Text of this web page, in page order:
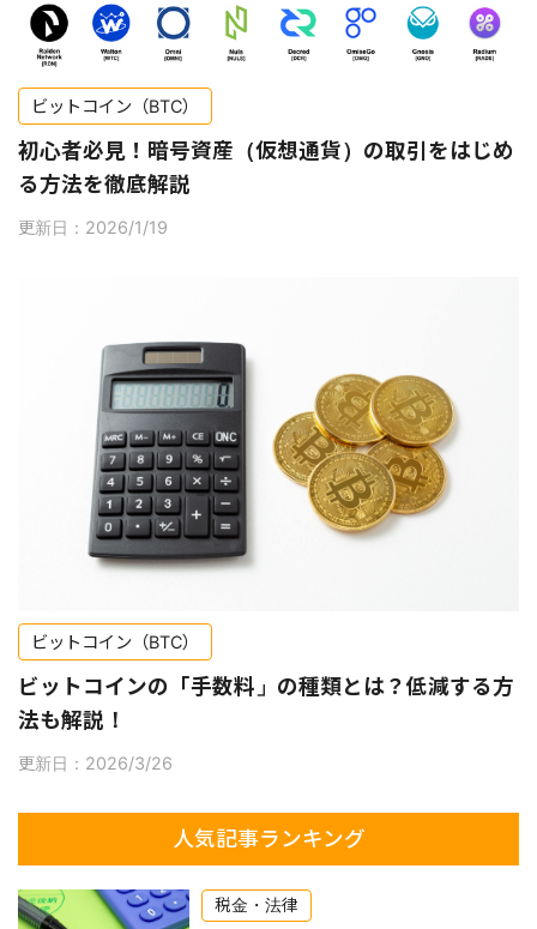
ビットコイン（BTC）
初心者必見！暗号資産（仮想通貨）の取引をはじめ
る方法を徹底解説
更新日：2026/1/19
ビットコイン（BTC）
ビットコインの「手数料」の種類とは？低減する方
法も解説！
更新日：2026/3/26
人気記事ランキング
税金・法律